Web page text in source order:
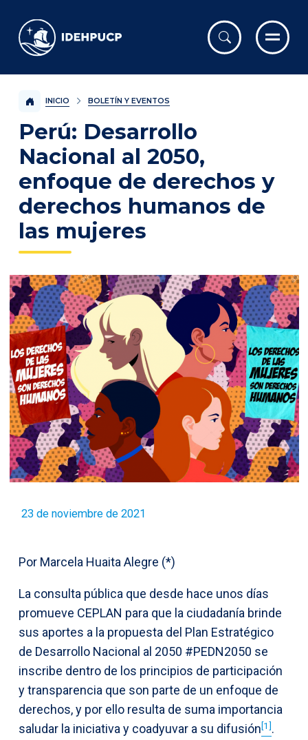
IDEHPUCP
INICIO BOLETÍN Y EVENTOS
Perú: Desarrollo
Nacional al 2050,
enfoque de derechos y
derechos humanos de
las mujeres
23 de noviembre de 2021
Por Marcela Huaita Alegre (*)
La consulta pública que desde hace unos días
promueve CEPLAN para que la ciudadanía brinde
sus aportes a la propuesta del Plan Estratégico
de Desarrollo Nacional al 2050 #PEDN2050 se
inscribe dentro de los principios de participación
y transparencia que son parte de un enfoque de
derechos, y por ello resulta de suma importancia
saludar la iniciativa y coadyuvar a su difusión[1].